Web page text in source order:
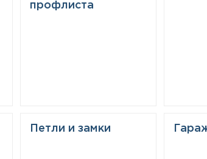
профлиста
Петли и замки